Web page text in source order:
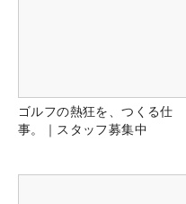
ゴルフの熱狂を、つくる仕
事。｜スタッフ募集中